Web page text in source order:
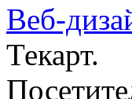
Веб-
Текарт.